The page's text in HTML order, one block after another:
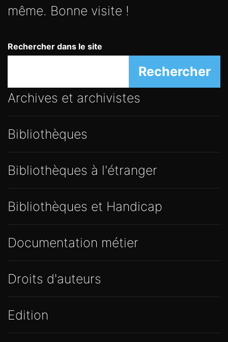
même. Bonne visite !
Rechercher dans le site
Rechercher
Archives et archivistes
Bibliothèques
Bibliothèques à l'étranger
Bibliothèques et Handicap
Documentation métier
Droits d'auteurs
Edition